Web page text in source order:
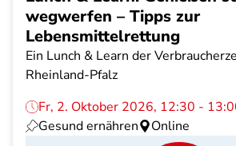
wegwerfen – Tipps zur
Lebensmittelrettung
Ein Lunch & Learn der
Rheinland-Pfalz
Fr, 2. Oktober 2026, 12:30 -
Gesund ernähren
Online